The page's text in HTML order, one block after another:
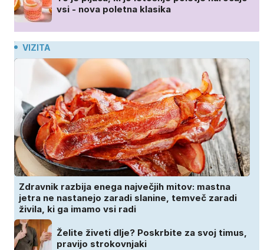
vsi - nova poletna klasika
VIZITA
Zdravnik razbija enega največjih mitov: mastna
jetra ne nastanejo zaradi slanine, temveč zaradi
živila, ki ga imamo vsi radi
Želite živeti dlje? Poskrbite za svoj timus,
pravijo strokovnjaki